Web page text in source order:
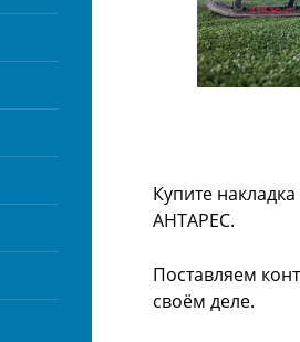
Купите
АНТАРЕС.
Поставляем
своём деле.